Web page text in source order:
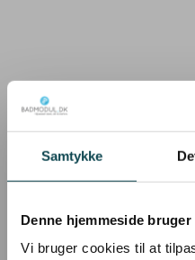
Samtykke
Denne hjemmeside
Vi bruger cookies til at